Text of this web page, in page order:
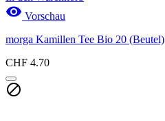
 Vorschau
morga Kamillen Tee Bio 20 (Beutel)
CHF 4.70
